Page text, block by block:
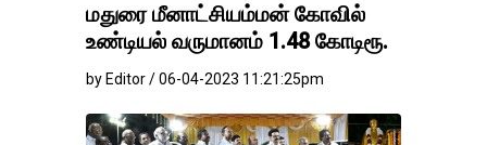
மதுரை மீனாட்சியம்மன் கோவில்
உண்டியல் வருமானம் 1.48 கோடிரூ.
by Editor / 06-04-2023 11:21:25pm